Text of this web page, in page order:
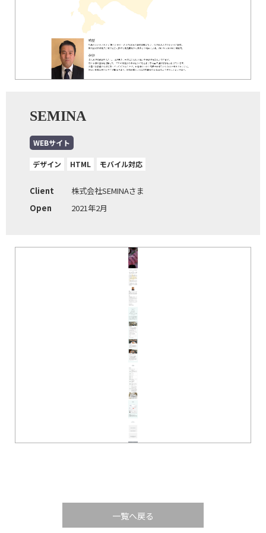
SEMINA
WEBサイト
デザイン HTML モバイル対応
Client
株式会社SEMINAさま
Open
2021年2月
一覧へ戻る